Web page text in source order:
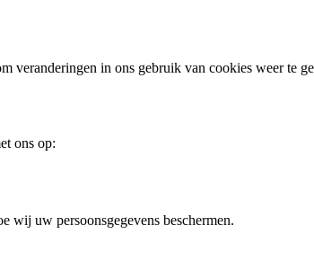
in ons gebruik van cookies weer te
ons op:
wij uw persoonsgegevens beschermen.